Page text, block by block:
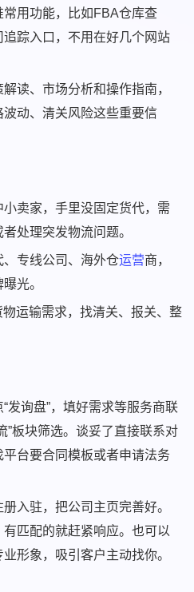
用功能，比如FBA仓库查
踪入口，不用在好几个网站
读、市场分析和操作指南，
动、清关风险这些重要信
卖家，手里没固定货代，需
处理突发物流问题。
专线公司、海外仓运营商，
光。
运输需求，找清关、报关、整
发询盘”，填好需求等服务商联
”板块筛选。谈妥了直接联系对
台要合同模板或者申请法务
入驻，把公司主页完善好。
匹配的就赶紧响应。也可以
形象，吸引客户主动找你。